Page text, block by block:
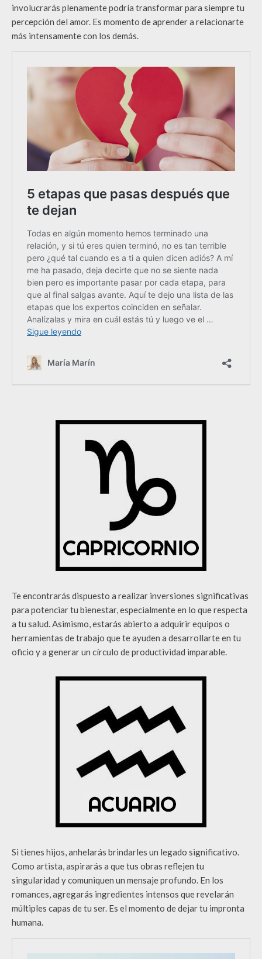
involucrarás plenamente podría transformar para siempre tu
percepción del amor. Es momento de aprender a relacionarte
más intensamente con los demás.
Te encontrarás dispuesto a realizar inversiones significativas
para potenciar tu bienestar, especialmente en lo que respecta
a tu salud. Asimismo, estarás abierto a adquirir equipos o
herramientas de trabajo que te ayuden a desarrollarte en tu
oficio y a generar un círculo de productividad imparable.
Si tienes hijos, anhelarás brindarles un legado significativo.
Como artista, aspirarás a que tus obras reflejen tu
singularidad y comuniquen un mensaje profundo. En los
romances, agregarás ingredientes intensos que revelarán
múltiples capas de tu ser. Es el momento de dejar tu impronta
humana.